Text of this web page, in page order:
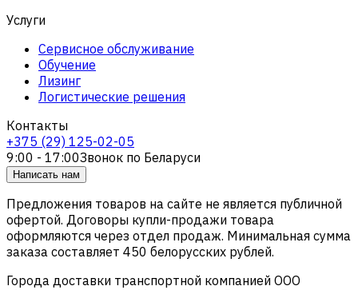
Услуги
Сервисное обслуживание
Обучение
Лизинг
Логистические решения
Контакты
+375 (29) 125-02-05
9:00 - 17:00Звонок по Беларуси
Написать нам
Предложения товаров на сайте не является публичной
офертой. Договоры купли-продажи товара
оформляются через отдел продаж. Минимальная сумма
заказа составляет 450 белорусских рублей.
Города доставки транспортной компанией ООО